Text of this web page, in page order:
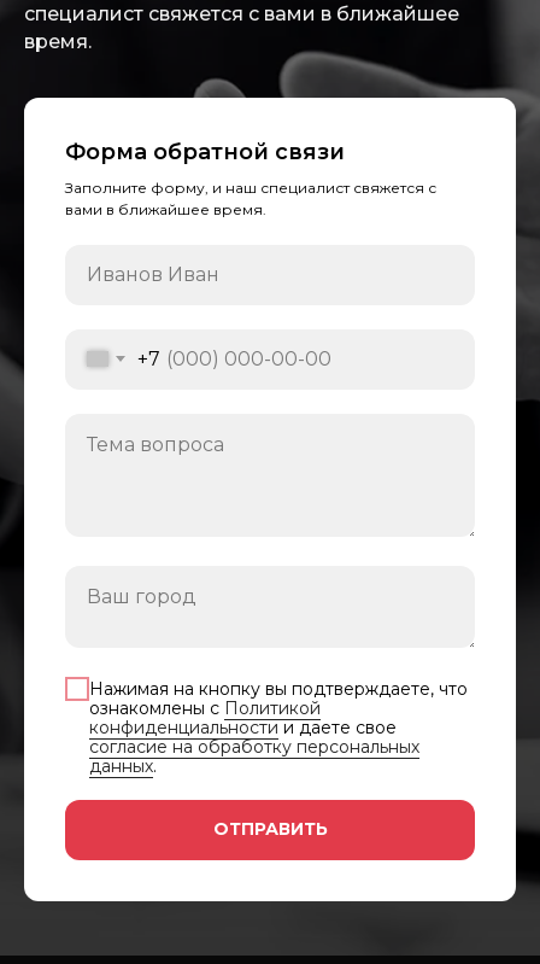
специалист свяжется с вами в ближайшее
время.
Форма обратной связи
Заполните форму, и наш специалист свяжется с
вами в ближайшее время.
+7
Нажимая на кнопку вы подтверждаете, что
ознакомлены с Политикой
конфиденциальностии даете свое
согласие на обработку персональных
данных.
ОТПРАВИТЬ